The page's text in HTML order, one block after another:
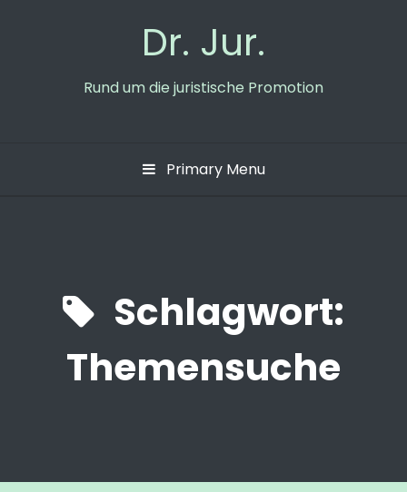
Dr. Jur.
Rund um die juristische Promotion
Primary Menu
Schlagwort:
Themensuche